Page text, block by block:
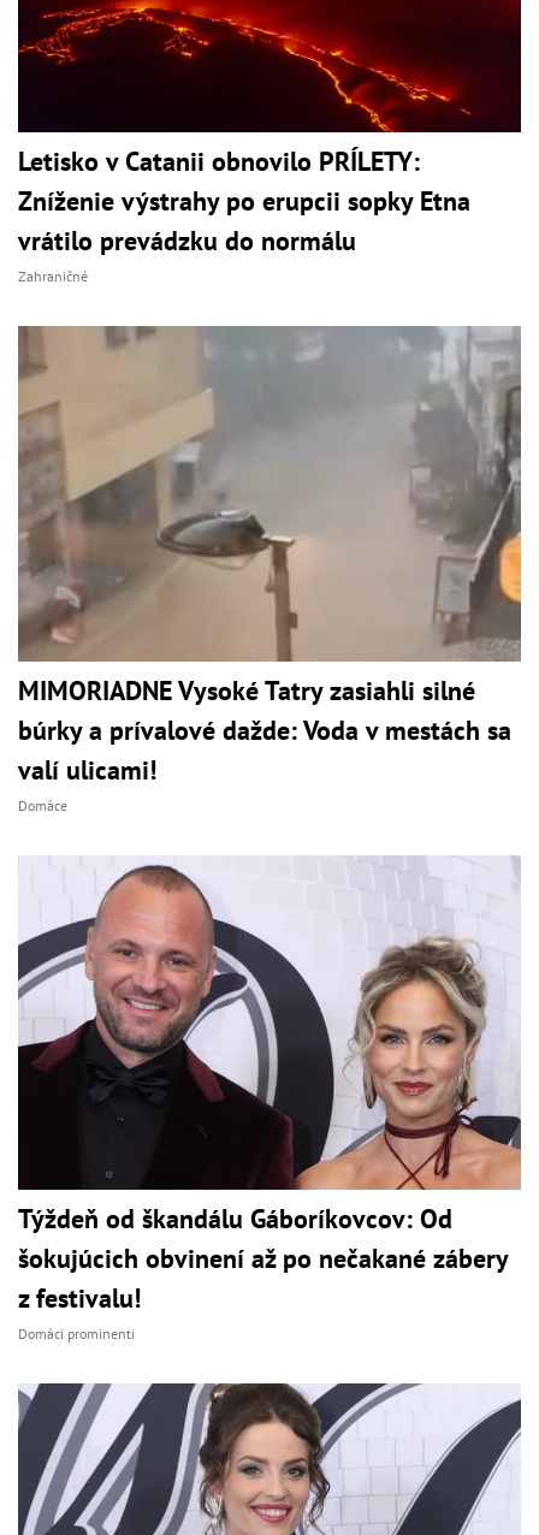
Letisko v Catanii obnovilo PRÍLETY:
Zníženie výstrahy po erupcii sopky Etna
vrátilo prevádzku do normálu
Zahraničné
MIMORIADNE Vysoké Tatry zasiahli silné
búrky a prívalové dažde: Voda v mestách sa
valí ulicami!
Domáce
Týždeň od škandálu Gáboríkovcov: Od
šokujúcich obvinení až po nečakané zábery
z festivalu!
Domáci prominenti